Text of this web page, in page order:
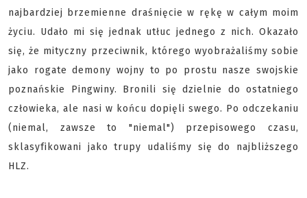
najbardziej brzemienne draśnięcie w rękę w całym moim
życiu. Udało mi się jednak utłuc jednego z nich. Okazało
się, że mityczny przeciwnik, którego wyobrażaliśmy sobie
jako rogate demony wojny to po prostu nasze swojskie
poznańskie Pingwiny. Bronili się dzielnie do ostatniego
człowieka, ale nasi w końcu dopięli swego. Po odczekaniu
(niemal, zawsze to "niemal") przepisowego czasu,
sklasyfikowani jako trupy udaliśmy się do najbliższego
HLZ.